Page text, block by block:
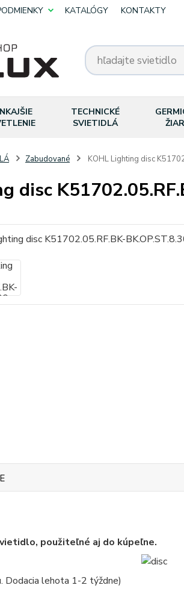
KATALÓGY KONTAKTY
TECHNICKÉ
SVIETIDLÁ
Zabudované KOHL Lighting disc
disc
použiteľné aj do kúpeľne.
Dodacia lehota 1-2 týždne)